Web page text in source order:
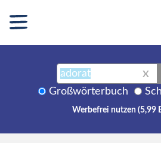
X
Großwörterbuch
Werbefrei nutzen (5,99